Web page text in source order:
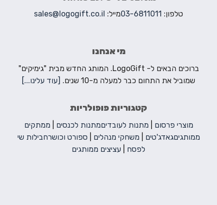
טלפון: 03-6811011מייל: sales@logogift.co.il
מי אנחנו
ברוכים הבאים ל- LogoGift. המותג החדש מבית "גימיקים"
שמוביל את התחום כבר למעלה מ-10 שנים.
[עוד עלינו...]
קטגוריות פופולריות
מוצרי פרסום מתנות לעובדיםמתנות לכנסים
ממתקים
ממותגיםגאדג'טים משחקי מנהלים ספורט וכושרחבילות שי
לפסח
עציצים ממותגים